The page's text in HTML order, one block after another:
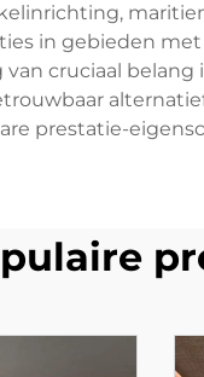
in gebieden
cruciaal
prestatie-